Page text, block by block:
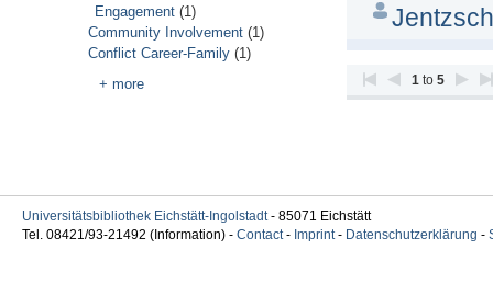
Engagement (1)
Community Involvement (1)
Conflict Career-Family (1)
+ more
1 to 5
Universitätsbibliothek Eichstätt-Ingolstadt - 85071 Eichstätt
Tel. 08421/93-21492 (Information) - Contact - Imprint - Datenschutzerklärung -